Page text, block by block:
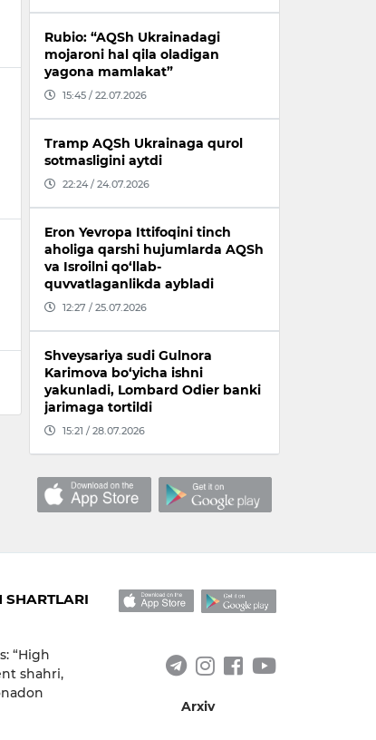
Rubio: “AQSh Ukrainadagi
mojaroni hal qila oladigan
yagona mamlakat”
15:45 / 22.07.2026
Tramp AQSh Ukrainaga qurol
sotmasligini aytdi
22:24 / 24.07.2026
Eron Yevropa Ittifoqini tinch
aholiga qarshi hujumlarda AQSh
va Isroilni qo‘llab-
quvvatlaganlikda aybladi
12:27 / 25.07.2026
Shveysariya sudi Gulnora
Karimova bo‘yicha ishni
yakunladi, Lombard Odier banki
jarimaga tortildi
15:21 / 28.07.2026
SHARTLARI
“High
shahri,
Arxiv